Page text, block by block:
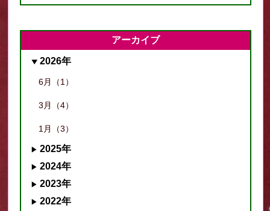
アーカイブ
2026年
6月（1）
3月（4）
1月（3）
2025年
2024年
2023年
2022年